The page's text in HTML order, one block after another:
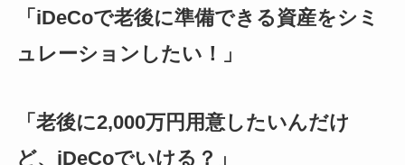
「iDeCoで老後に準備できる資産をシミ
ュレーションしたい！」
「老後に2,000万円用意したいんだけ
ど、iDeCoでいける？」